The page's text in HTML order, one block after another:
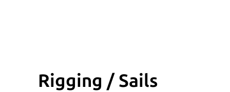
Rigging / Sails